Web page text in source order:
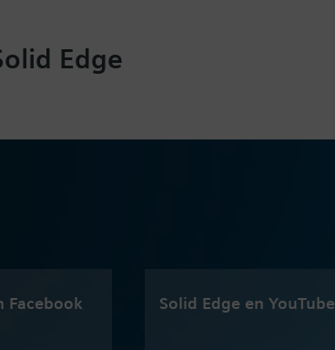
Edge
Facebook Solid Edge en YouTube